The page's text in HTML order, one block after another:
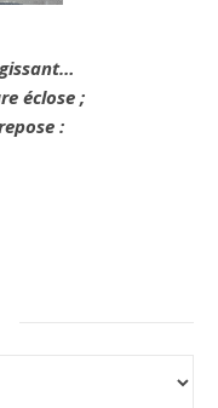
éclose ;
: